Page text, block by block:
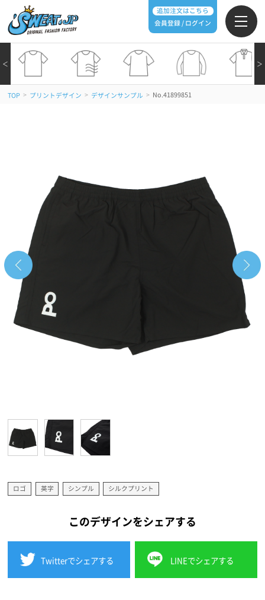
追加注文はこちら
会員登録 / ログイン
＞
＜
TOP > プリントデザイン > デザインサンプル > No.41899851
ロゴ 英字 シンプル シルクプリント
このデザインをシェアする
Twitterでシェアする LINEでシェアする